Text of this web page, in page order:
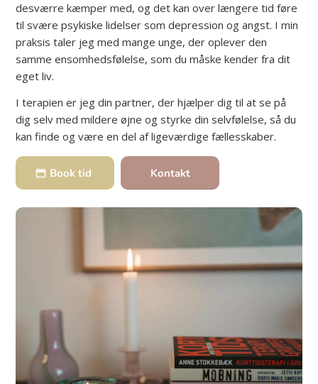
desværre kæmper med, og det kan over længere tid føre
til svære psykiske lidelser som depression og angst. I min
praksis taler jeg med mange unge, der oplever den
samme ensomhedsfølelse, som du måske kender fra dit
eget liv.
I terapien er jeg din partner, der hjælper dig til at se på
dig selv med mildere øjne og styrke din selvfølelse, så du
kan finde og være en del af ligeværdige fællesskaber.
Book tid Kontakt